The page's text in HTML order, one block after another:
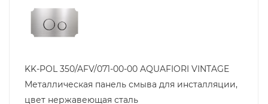
KK-POL 350/AFV/071-00-00 AQUAFIORI VINTAGE
Металлическая панель смыва для инсталляции,
цвет нержавеющая сталь